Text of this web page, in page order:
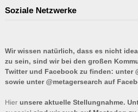
Soziale Netzwerke
Wir wissen natürlich, dass es nicht
zu sein, sind wir bei den großen
Twitter und Facebook zu finden: unter
sowie unter @metagersearch auf
Hier unsere aktuelle Stellungnahme.